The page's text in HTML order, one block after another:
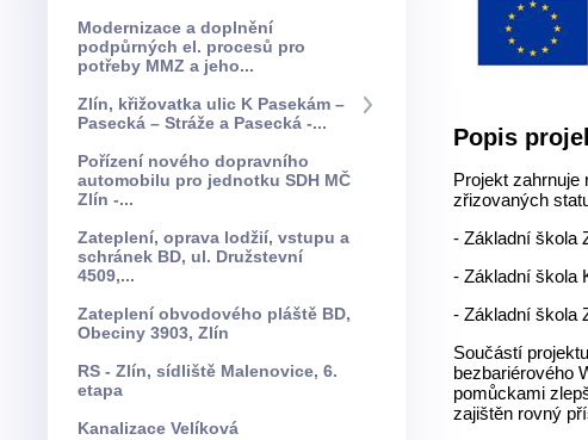
Modernizace a doplnění
podpůrných el. procesů pro
potřeby MMZ a jeho...
Zlín, křižovatka ulic K Pasekám –
Pasecká – Stráže a Pasecká -...
Pořízení nového dopravního
automobilu pro jednotku SDH MČ
Zlín -...
Zateplení, oprava lodžií, vstupu a
schránek BD, ul. Družstevní
4509,...
Zateplení obvodového pláště BD,
Obeciny 3903, Zlín
RS - Zlín, sídliště Malenovice, 6.
etapa
Kanalizace Velíková
Popis
Projekt
zřizovaných
- Základní škola
- Základní škola
- Základní škola
Součástí
bezbariérového
pomůckami
zajištěn rovný